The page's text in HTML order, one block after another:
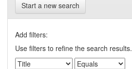
Start a new search
Add filters:
Use filters to refine the search results.